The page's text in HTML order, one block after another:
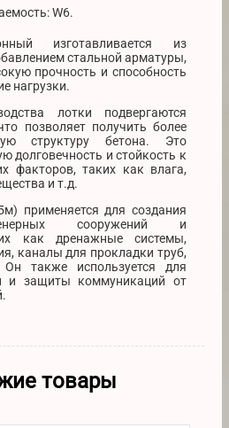
W6.
изготавливается из
стальной арматуры,
прочность и способность
нагрузки.
лотки подвергаются
позволяет получить более
структуру бетона. Это
долговечность и стойкость к
факторов, таких как влага,
и т.д.
применяется для создания
сооружений и
как дренажные системы,
каналы для прокладки труб,
также используется для
и защиты коммуникаций от
товары